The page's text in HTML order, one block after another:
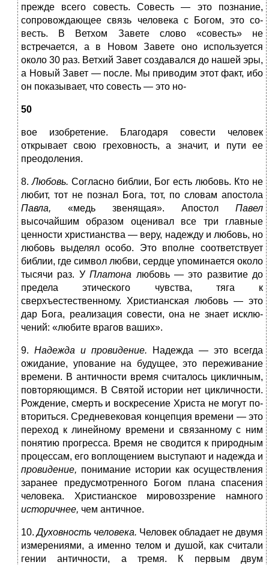
преж­де всего совесть. Совесть — это познание,
сопровожда­ющее связь человека с Богом, это со-
весть. В Ветхом За­вете слово «совесть» не
встречается, а в Новом Завете оно используется
около 30 раз. Ветхий Завет создавал­ся до нашей эры,
а Новый Завет — после. Мы приво­дим этот факт, ибо
он показывает, что совесть — это но-
50
вое изобретение. Благодаря совести человек
открывает свою греховность, а значит, и пути ее
преодоления.
8.Любовь. Согласно библии, Бог есть любовь. Кто не
любит, тот не познал Бога, тот, по словам апостола
Павла, «медь звенящая». Апостол Павел
высочайшим образом оценивал все три главные
ценности христиан­ства — веру, надежду и любовь, но
любовь выделял осо­бо. Это вполне соответствует
библии, где символ люб­ви, сердце упоминается около
тысячи раз. УПлатона любовь — это развитие до
предела этического чувства, тяга к
сверхъестественному. Христианская любовь — это
дар Бога, реализация совести, она не знает исклю­
чений: «любите врагов ваших».
9. Надежда и провидение.
Надежда — это всегда
ожи­дание, упование на будущее, это переживание
време­ни. В античности время считалось цикличным,
повто­ряющимся. В Святой истории нет цикличности.
Рождение, смерть и воскресение Христа не могут по­
вториться. Средневековая концепция времени — это
пе­реход к линейному времени и связанному с ним
поня­тию прогресса. Время не сводится к природным
процессам, его воплощением выступают и надежда и
провидение, понимание истории как осуществления
заранее предусмотренного Богом плана спасения
чело­века. Христианское мировоззрение намного
историч­нее, чем античное.
10.Духовность человека. Человек обладает не дву­мя
измерениями, а именно телом и душой, как считали
гении античности, а тремя. К первым двум